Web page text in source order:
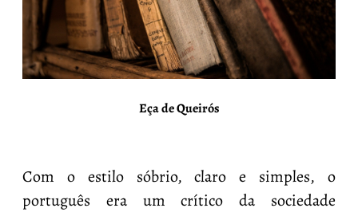
Eça de Queirós
Com o estilo sóbrio, claro e simples, o
português era um crítico da sociedade